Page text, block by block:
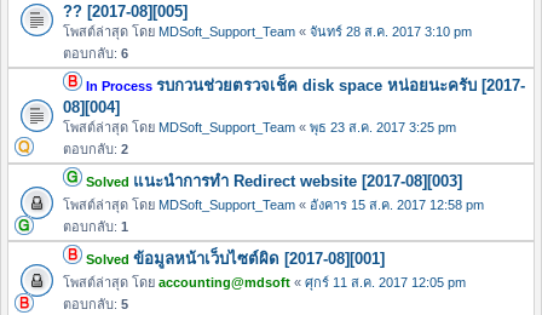
?? [2017-08][005]
โพสต์ล่าสุด โดย MDSoft_Support_Team « จันทร์ 28 ส.ค. 2017 3:10 pm
ตอบกลับ: 6
In Process รบกวนช่วยตรวจเช็ค disk space หน่อยนะครับ [2017-
08][004]
โพสต์ล่าสุด โดย MDSoft_Support_Team « พุธ 23 ส.ค. 2017 3:25 pm
ตอบกลับ: 2
Solved แนะนำการทำ Redirect website [2017-08][003]
โพสต์ล่าสุด โดย MDSoft_Support_Team « อังคาร 15 ส.ค. 2017 12:58 pm
ตอบกลับ: 1
Solved ข้อมูลหน้าเว็บไซต์ผิด [2017-08][001]
โพสต์ล่าสุด โดย accounting@mdsoft « ศุกร์ 11 ส.ค. 2017 12:05 pm
ตอบกลับ: 5